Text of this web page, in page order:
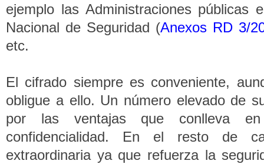
ejemplo las Administraciones públicas
Nacional de Seguridad (Anexos RD 3/
etc.
El cifrado siempre es conveniente,
obligue a ello. Un número elevado de
por las ventajas que conlleva
confidencialidad. En el resto de
extraordinaria ya que refuerza la